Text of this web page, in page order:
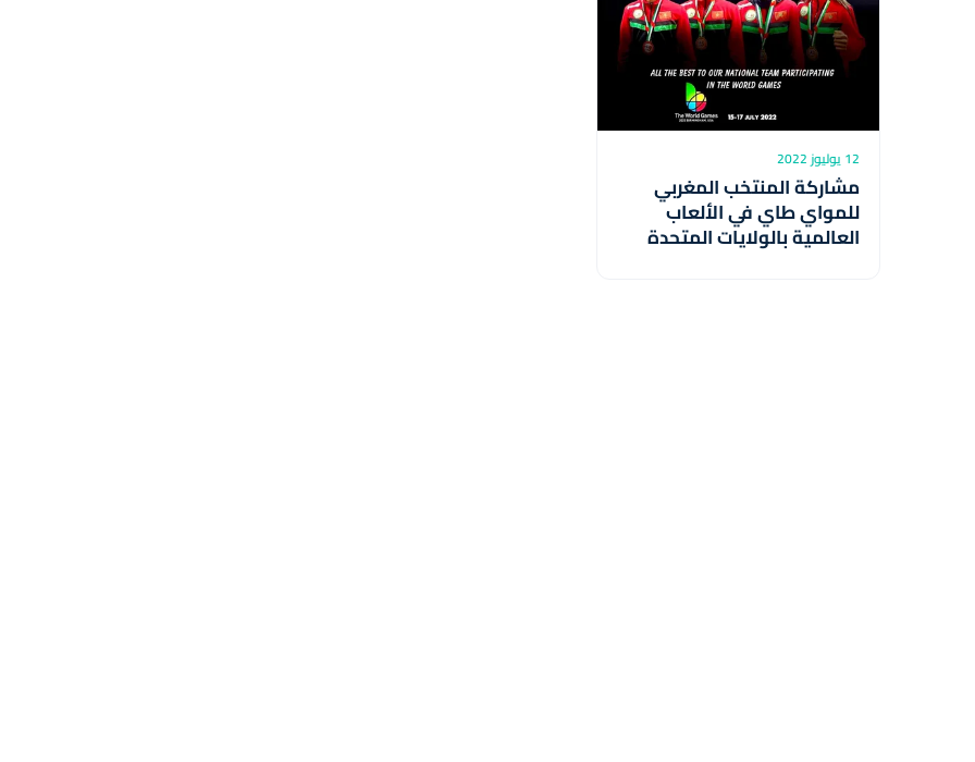
12 يوليوز 2022
مشاركة المنتخب المغربي
للمواي طاي في الألعاب
العالمية بالولايات المتحدة